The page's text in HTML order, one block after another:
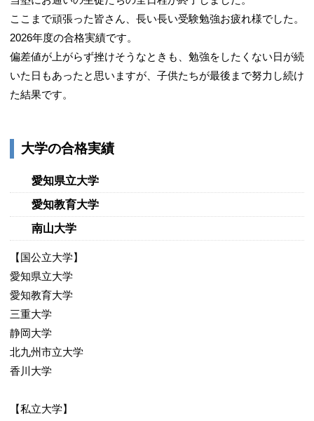
3/7
校舎内は落ち着いた雰囲気です。
授業形態は1対2の個別形式です。
ここまで頑張った皆さん、長い長い受験勉強お疲れ様でした。
2026年度の合格実績です。
偏差値が上がらず挫けそうなときも、勉強をしたくない日が続
いた日もあったと思いますが、子供たちが最後まで努力し続け
た結果です。
大学の合格実績
愛知県立大学
愛知教育大学
南山大学
【国公立大学】
愛知県立大学
愛知教育大学
三重大学
静岡大学
北九州市立大学
香川大学
【私立大学】